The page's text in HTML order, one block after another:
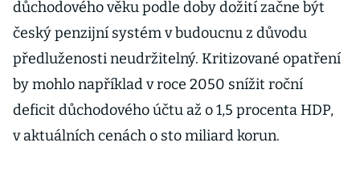
důchodového věku podle doby dožití začne být
český penzijní systém v budoucnu z důvodu
předluženosti neudržitelný. Kritizované opatření
by mohlo například v roce 2050 snížit roční
deficit důchodového účtu až o 1,5 procenta HDP,
v aktuálních cenách o sto miliard korun.